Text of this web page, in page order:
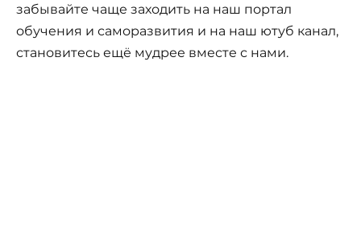
забывайте чаще заходить на наш портал
обучения и саморазвития и на наш ютуб канал,
становитесь ещё мудрее вместе с нами.